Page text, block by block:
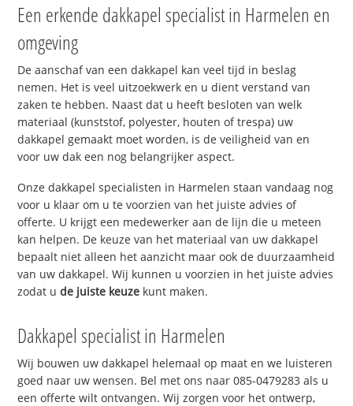
Een erkende dakkapel specialist in Harmelen en
omgeving
De aanschaf van een dakkapel kan veel tijd in beslag
nemen. Het is veel uitzoekwerk en u dient verstand van
zaken te hebben. Naast dat u heeft besloten van welk
materiaal (kunststof, polyester, houten of trespa) uw
dakkapel gemaakt moet worden, is de veiligheid van en
voor uw dak een nog belangrijker aspect.
Onze dakkapel specialisten in Harmelen staan vandaag nog
voor u klaar om u te voorzien van het juiste advies of
offerte. U krijgt een medewerker aan de lijn die u meteen
kan helpen. De keuze van het materiaal van uw dakkapel
bepaalt niet alleen het aanzicht maar ook de duurzaamheid
van uw dakkapel. Wij kunnen u voorzien in het juiste advies
zodat ude juiste keuze kunt maken.
Dakkapel specialist in Harmelen
Wij bouwen uw dakkapel helemaal op maat en we luisteren
goed naar uw wensen. Bel met ons naar 085-0479283 als u
een offerte wilt ontvangen. Wij zorgen voor het ontwerp,